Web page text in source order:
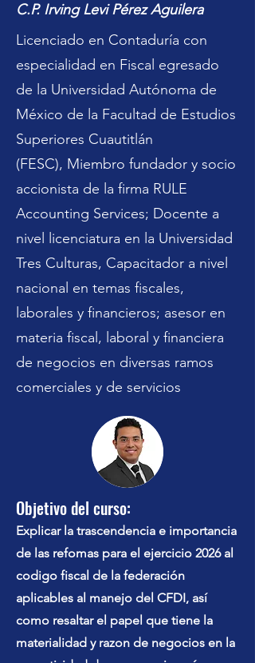
C.P. Irving Levi Pérez Aguilera
Licenciado en Contaduría con
especialidad en Fiscal egresado
de la Universidad Autónoma de
México de la Facultad de Estudios
Superiores Cuautitlán
(FESC), Miembro fundador y socio
accionista de la firma RULE
Accounting Services; Docente a
nivel licenciatura en la Universidad
Tres Culturas, Capacitador a nivel
nacional en temas fiscales,
laborales y financieros; asesor en
materia fiscal, laboral y financiera
de negocios en diversas ramos
comerciales y de servicios
Objetivo del curso:
Explicar la trascendencia e importancia
de las refomas para el ejercicio 2026 al
codigo fiscal de la federación
aplicables al manejo del CFDI, así
como resaltar el papel que tiene la
materialidad y razon de negocios en la